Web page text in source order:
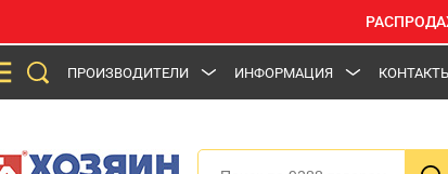
ПРОИЗВОДИТЕЛИ ИНФОРМАЦИЯ